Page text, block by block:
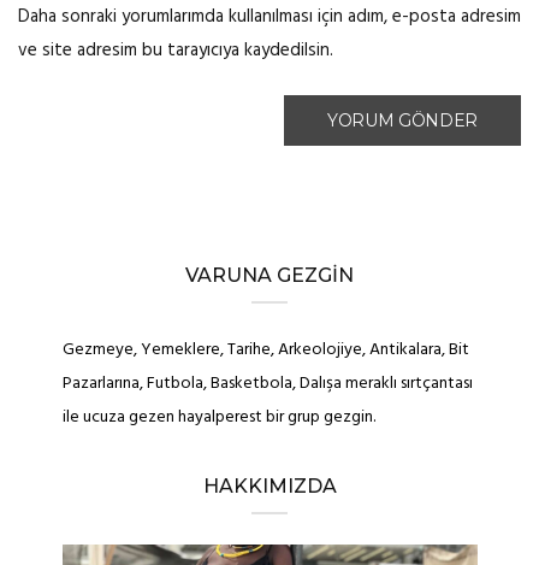
Daha sonraki yorumlarımda kullanılması için adım, e-posta adresim
ve site adresim bu tarayıcıya kaydedilsin.
VARUNA GEZGIN
Gezmeye, Yemeklere, Tarihe, Arkeolojiye, Antikalara, Bit
Pazarlarına, Futbola, Basketbola, Dalışa meraklı sırtçantası
ile ucuza gezen hayalperest bir grup gezgin.
HAKKIMIZDA